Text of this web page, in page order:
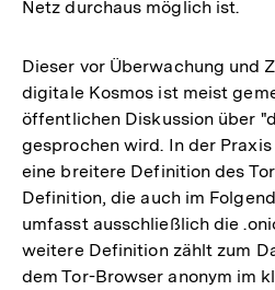
Netz durchaus möglich ist.
Dieser vor Überwachung und
digitale Kosmos ist meist
öffentlichen Diskussion über
gesprochen wird. In der
eine breitere Definition des
Definition, die auch im
umfasst ausschließlich die
weitere Definition zählt zum
dem Tor-Browser anonym im